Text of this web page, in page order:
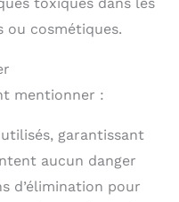
ou cosmétiques.
mentionner :
garantissant
aucun danger
d’élimination pour